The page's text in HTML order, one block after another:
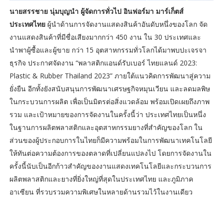
นายสรรชาย นุ่มบุญนำ ผู้จัดการทั่วไป อินฟอร์มา มาร์เก็ตส์
ประเทศไทย ผู้นำด้านการจัดงานแสดงสินค้าอันดับหนึ่งของโลก จัด
งานแสดงสินค้าที่มีชื่อเสียงมากกว่า 450 งาน ใน 30 ประเทศและ
นำพาผู้ซื้อและผู้ขาย กว่า 15 อุตสาหกรรมทั่วโลกได้มาพบปะเจรจา
ธุรกิจ ประกาศจัดงาน “พลาสติกแอนด์รับเบอร์ ไทยแลนด์ 2023:
Plastic & Rubber Thailand 2023” ภายใต้แนวคิดการพัฒนาสู่ความ
ยั่งยืน อีกทั้งยังสนับสนุนการพัฒนาเศรษฐกิจหมุนเวียน และลดมลพิษ
ในกระบวนการผลิต เพื่อเป็นมิตรต่อสิ่งแวดล้อม พร้อมเปิดเผยถึงภาพ
รวม และเป้าหมายของการจัดงานในครั้งนี้ว่า ประเทศไทยเป็นหนึ่ง
ในฐานการผลิตพลาสติกและอุตสาหกรรมยางที่สำคัญของโลก ใน
ส่วนของผู้ประกอบการในไทยก็มีความพร้อมในการพัฒนาเทคโนโลยี
ให้ทันต่อความต้องการของตลาดที่เปลี่ยนแปลงไป โดยการจัดงานใน
ครั้งนี้นับเป็นอีกก้าวสำคัญของงานแสดงเทคโนโลยีและกระบวนการ
ผลิตพลาสติกและยางที่ยิ่งใหญ่ที่สุดในประเทศไทย และภูมิภาค
อาเซียน ที่รวบรวมความพิเศษในหลายด้านรวมไว้ในงานเดียว